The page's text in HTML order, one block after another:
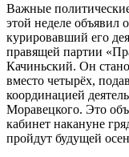
Важные
этой неделе объявил
курировавший его
правящей партии
Качиньский. Он
вместо четырёх,
координацией
Моравецкого. Это
кабинет накануне
пройдут будущей